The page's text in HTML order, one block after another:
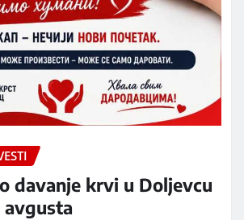
davanje krvi u Doljevcu
avgusta